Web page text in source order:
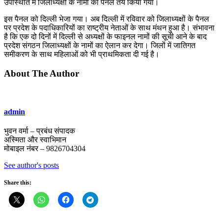
उपस्थिति में जिलाध्यक्षों के नामों का पैनल तय किया गया।
इस पैनल को दिल्ली भेजा गया। अब दिल्ली में रविवार को जिलाध्यक्षों के पैनल
पर प्रदेश के पदाधिकारियों का राष्ट्रीय नेताओं के साथ मंथन हुआ है। संभावना
है कि एक दो दिनों में दिल्ली से अध्यक्षों के फाइनल नामों की सूची आने के बाद
प्रदेश संगठन जिलाध्यक्षों के नामों का ऐलान कर देगा। जिलों में जातिगत
समीकरण के साथ महिलाओं को भी प्राथमिकता दी गई है।
About The Author
admin
भुवन वर्मा – प्रबंध संपादक
अस्मिता और स्वाभिमान
मोबाइल नंबर – 9826704304
See author's posts
Share this: